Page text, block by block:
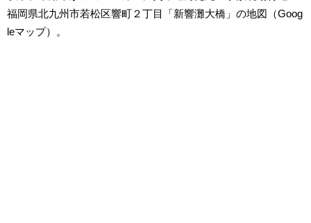
福岡県北九州市若松区響町２丁目「新響灘大橋」の地図（Goog
leマップ）。